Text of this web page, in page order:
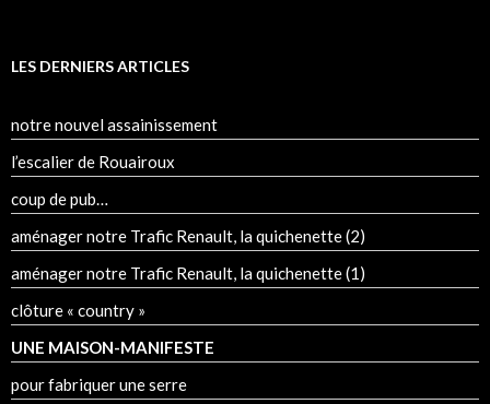
LES DERNIERS ARTICLES
notre nouvel assainissement
l’escalier de Rouairoux
coup de pub…
aménager notre Trafic Renault, la quichenette (2)
aménager notre Trafic Renault, la quichenette (1)
clôture « country »
UNE MAISON-MANIFESTE
pour fabriquer une serre